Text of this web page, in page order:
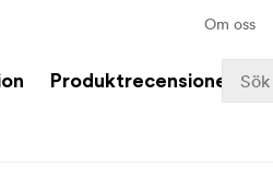
Om oss
Produktrecensioner